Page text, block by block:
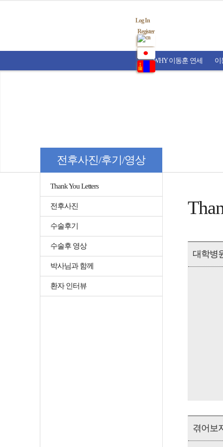
Log In
Register
WHY 이동훈 연세 이
대학병
겪어보
전후사진/후기/영상
Thank You Letters
전후사진
수술후기
수술후 영상
박사님과 함께
환자 인터뷰